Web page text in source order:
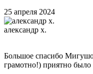
25 апреля 2024
александр х.
Большое спасибо
грамотно!) приятно было